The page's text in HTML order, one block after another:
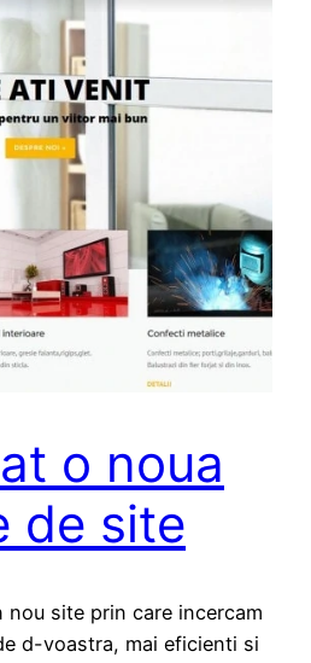
o noua
de site
nou site prin care incercam
d-voastra, mai eficienti si